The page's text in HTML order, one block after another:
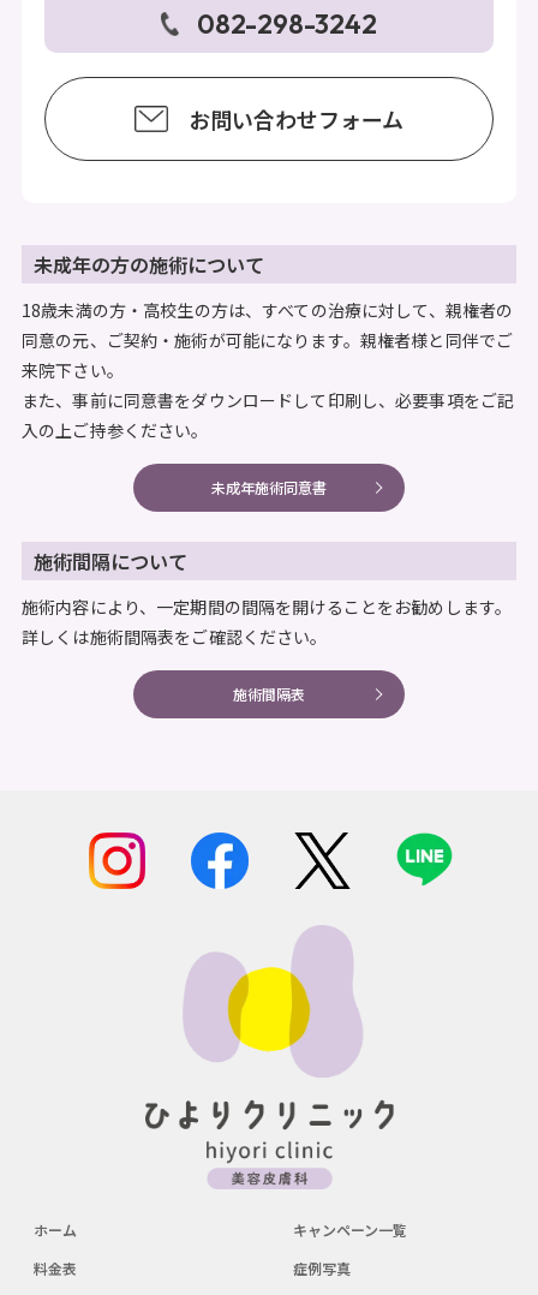
082-298-3242
お問い合わせフォーム
未成年の方の施術について
18歳未満の方・高校生の方は、すべての治療に対して、親権者の
同意の元、ご契約・施術が可能になります。親権者様と同伴でご
来院下さい。
また、事前に同意書をダウンロードして印刷し、必要事項をご記
入の上ご持参ください。
未成年施術同意書
施術間隔について
施術内容により、一定期間の間隔を開けることをお勧めします。
詳しくは施術間隔表をご確認ください。
施術間隔表
ホーム
キャンペーン一覧
料金表
症例写真